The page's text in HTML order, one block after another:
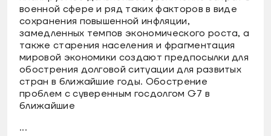
военной сфере и ряд таких факторов в виде
сохранения повышенной инфляции,
замедленных темпов экономического роста, а
также старения населения и фрагментация
мировой экономики создают предпосылки для
обострения долговой ситуации для развитых
стран в ближайшие годы. Обострение
проблем с суверенным госдолгом G7 в
ближайшие
...